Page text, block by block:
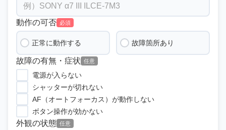
動作の可否 必須
正常に動作する 故障箇所あり
故障の有無・症状 任意
電源が入らない
シャッターが切れない
AF（オートフォーカス）が動作しない
ボタン操作が効かない
外観の状態 任意